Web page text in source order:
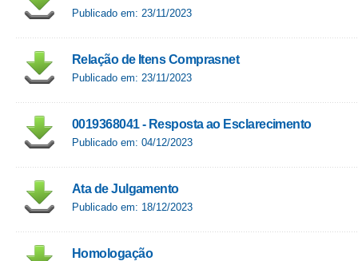
Publicado em: 23/11/2023
Relação de Itens Comprasnet
Publicado em: 23/11/2023
0019368041 - Resposta ao Esclarecimento
Publicado em: 04/12/2023
Ata de Julgamento
Publicado em: 18/12/2023
Homologação